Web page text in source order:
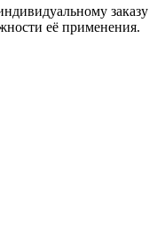
заказу
её применения.